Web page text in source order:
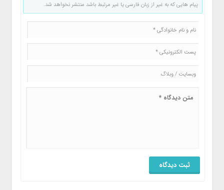
پیام هایی که به غیر از زبان فارسی یا غیر مرتبط باشد منتشر نخواهد شد.